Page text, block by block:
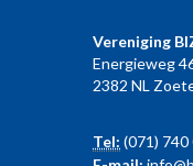
Vereniging
Energieweg
2382 NL
Tel: (071) 740